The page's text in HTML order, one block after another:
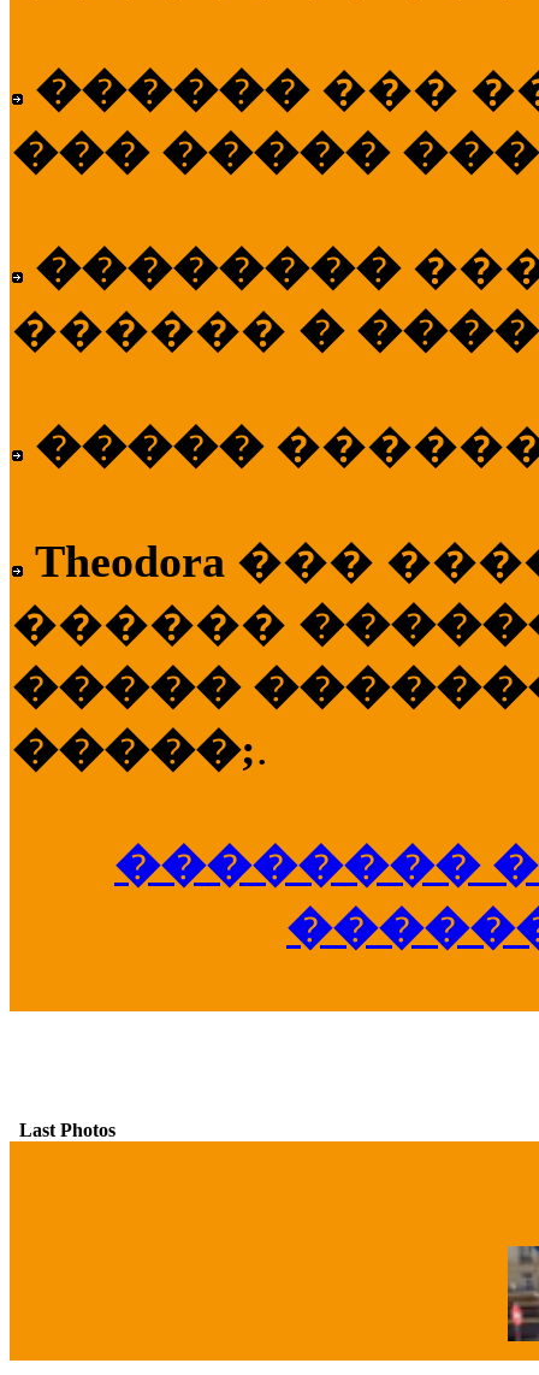
������ ���
��� �����
��������
������ �
�����
Theodora ���
������
�����
�����;.
��������
Last Photos